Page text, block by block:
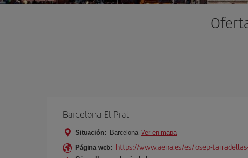
Barcelona-El Prat
Situación: Barcelona Ver en mapa
Página web: https://www.aena.es/es/josep-